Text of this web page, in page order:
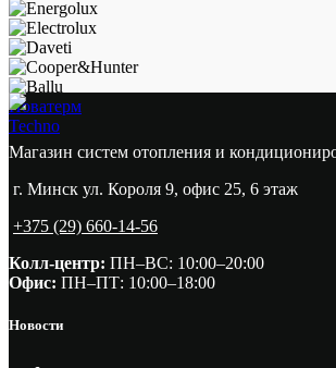
Новатерм
Techno
Магазин систем отопления и
г. Минск ул. Короля 9, офис 25, 6 этаж
+375 (29) 660-14-56
Колл-центр: ПН–ВС: 10:00–20:00​
Офис: ПН–ПТ: 10:00–18:00
Новости